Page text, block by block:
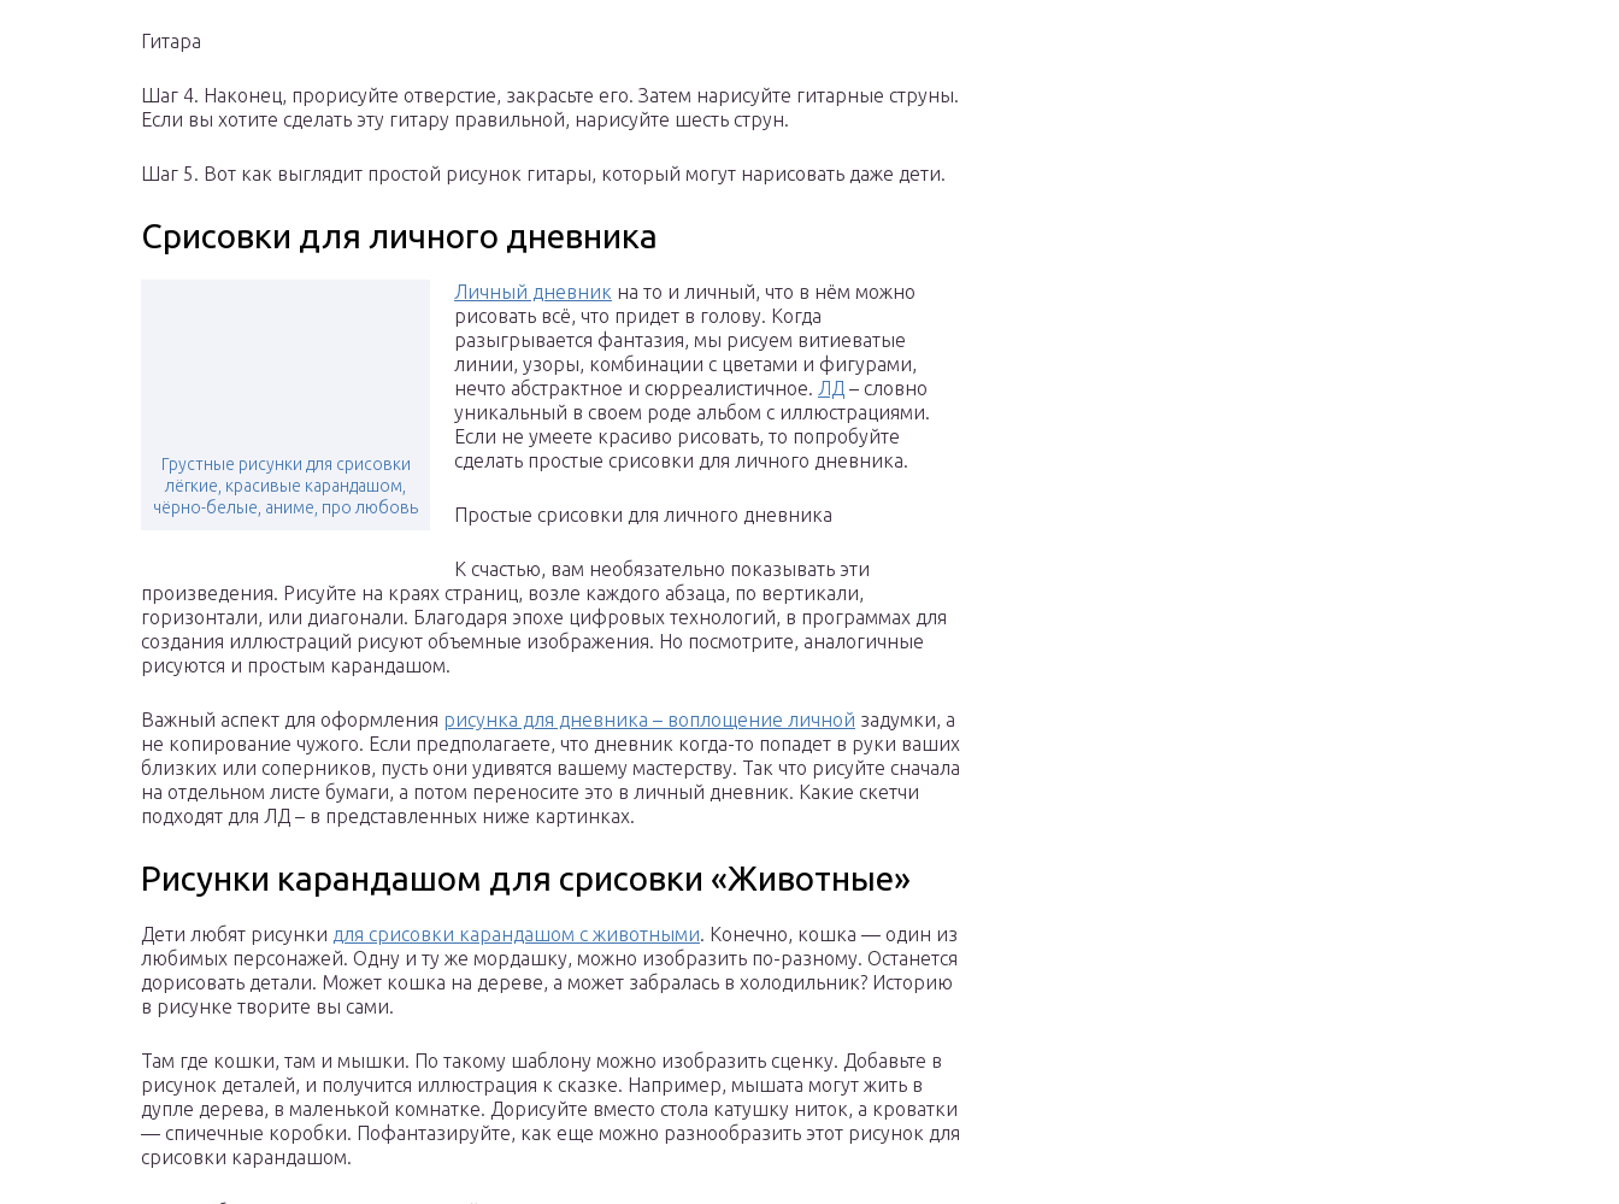
Гитара
Шаг 4. Наконец, прорисуйте отверстие, закрасьте его. Затем нарисуйте гитарные струны.
Если вы хотите сделать эту гитару правильной, нарисуйте шесть струн.
Шаг 5. Вот как выглядит простой рисунок гитары, который могут нарисовать даже дети.
Срисовки для личного дневника
Грустные рисунки для срисовки
лёгкие, красивые карандашом,
чёрно-белые, аниме, про любовь
Личный дневник на то и личный, что в нём можно
рисовать всё, что придет в голову. Когда
разыгрывается фантазия, мы рисуем витиеватые
линии, узоры, комбинации с цветами и фигурами,
нечто абстрактное и сюрреалистичное. ЛД – словно
уникальный в своем роде альбом с иллюстрациями.
Если не умеете красиво рисовать, то попробуйте
сделать простые срисовки для личного дневника.
Простые срисовки для личного дневника
К счастью, вам необязательно показывать эти
произведения. Рисуйте на краях страниц, возле каждого абзаца, по вертикали,
горизонтали, или диагонали. Благодаря эпохе цифровых технологий, в программах для
создания иллюстраций рисуют объемные изображения. Но посмотрите, аналогичные
рисуются и простым карандашом.
Важный аспект для оформления рисунка для дневника – воплощение личной задумки, а
не копирование чужого. Если предполагаете, что дневник когда-то попадет в руки ваших
близких или соперников, пусть они удивятся вашему мастерству. Так что рисуйте сначала
на отдельном листе бумаги, а потом переносите это в личный дневник. Какие скетчи
подходят для ЛД – в представленных ниже картинках.
Рисунки карандашом для срисовки «Животные»
Дети любят рисунки для срисовки карандашом с животными. Конечно, кошка — один из
любимых персонажей. Одну и ту же мордашку, можно изобразить по-разному. Останется
дорисовать детали. Может кошка на дереве, а может забралась в холодильник? Историю
в рисунке творите вы сами.
Там где кошки, там и мышки. По такому шаблону можно изобразить сценку. Добавьте в
рисунок деталей, и получится иллюстрация к сказке. Например, мышата могут жить в
дупле дерева, в маленькой комнатке. Дорисуйте вместо стола катушку ниток, а кроватки
— спичечные коробки. Пофантазируйте, как еще можно разнообразить этот рисунок для
срисовки карандашом.